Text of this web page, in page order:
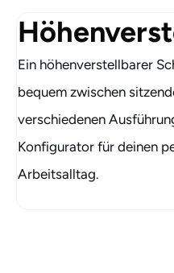
Ein höhenverstellbarer
bequem zwischen
verschiedenen
Konfigurator für deinen
Arbeitsalltag.